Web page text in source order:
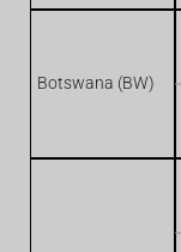
Botswana (BW)